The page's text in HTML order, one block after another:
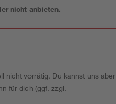
nicht anbieten.
nicht vorrätig. Du kannst uns aber
für dich (ggf. zzgl.